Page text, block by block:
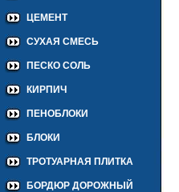
ЦЕМЕНТ
СУХАЯ СМЕСЬ
ПЕСКО СОЛЬ
КИРПИЧ
ПЕНОБЛОКИ
БЛОКИ
ТРОТУАРНАЯ ПЛИТКА
БОРДЮР ДОРОЖНЫЙ